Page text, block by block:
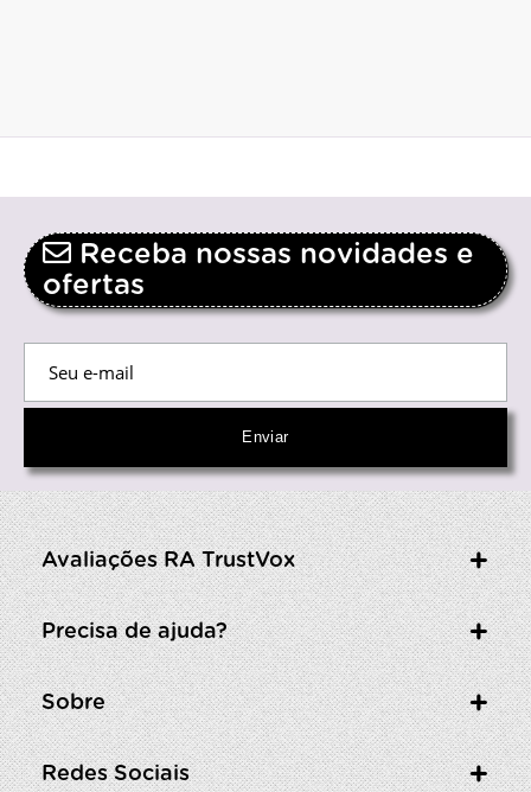
Receba nossas novidades e
ofertas
Avaliações RA TrustVox
Precisa de ajuda?
Sobre
Redes Sociais